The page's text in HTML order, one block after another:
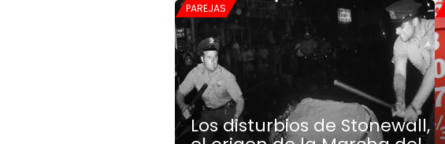
PAREJAS
Los disturbios de Stonewall,